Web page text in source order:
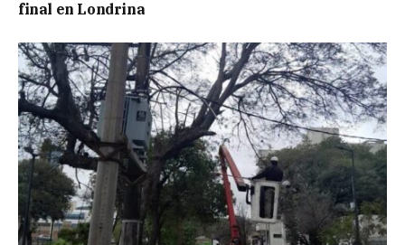
final en Londrina